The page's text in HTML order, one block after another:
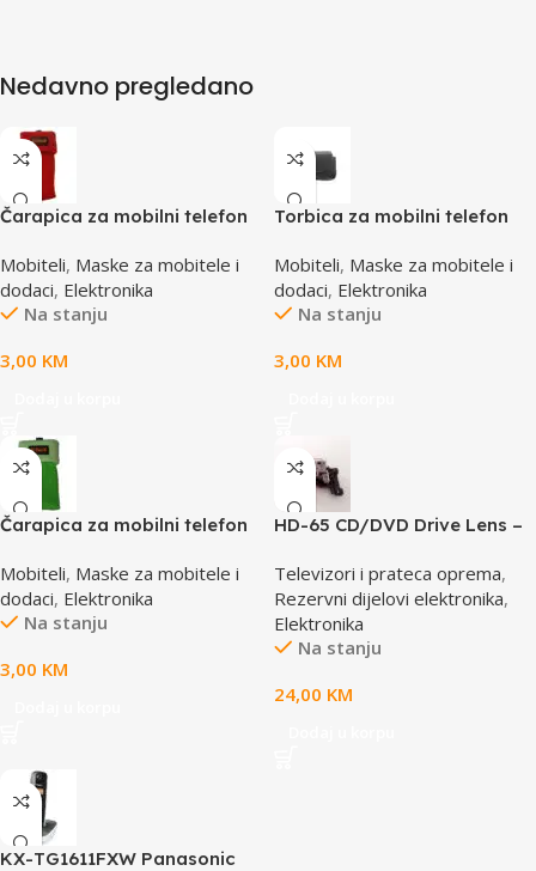
Nedavno pregledano
Čarapica za mobilni telefon
65x100mm
Mobiteli, Maske za mobitele i
dodaci, Elektronika
Na stanju
3,00 KM
Torbica za mobilni telefon
Mobiteli, Maske za mobitele i
dodaci, Elektronika
Na stanju
3,00 KM
Čarapica za mobilni telefon
65x100mm
Mobiteli, Maske za mobitele i
dodaci, Elektronika
Na stanju
3,00 KM
HD-65 CD/DVD Drive Lens –
Televizori i prateca oprema,
Rezervni dijelovi elektronika,
Elektronika
Na stanju
24,00 KM
KX-TG1611FXW Panasonic